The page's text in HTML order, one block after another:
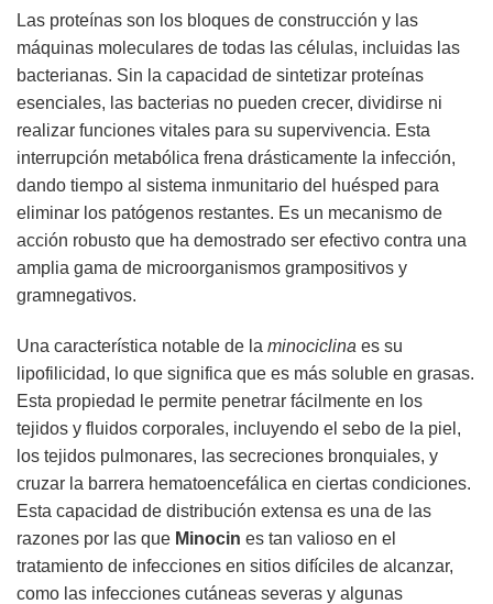
Las proteínas son los bloques de construcción y las
máquinas moleculares de todas las células, incluidas las
bacterianas. Sin la capacidad de sintetizar proteínas
esenciales, las bacterias no pueden crecer, dividirse ni
realizar funciones vitales para su supervivencia. Esta
interrupción metabólica frena drásticamente la infección,
dando tiempo al sistema inmunitario del huésped para
eliminar los patógenos restantes. Es un mecanismo de
acción robusto que ha demostrado ser efectivo contra una
amplia gama de microorganismos grampositivos y
gramnegativos.
Una característica notable de la minociclina es su
lipofilicidad, lo que significa que es más soluble en grasas.
Esta propiedad le permite penetrar fácilmente en los
tejidos y fluidos corporales, incluyendo el sebo de la piel,
los tejidos pulmonares, las secreciones bronquiales, y
cruzar la barrera hematoencefálica en ciertas condiciones.
Esta capacidad de distribución extensa es una de las
razones por las que Minocin es tan valioso en el
tratamiento de infecciones en sitios difíciles de alcanzar,
como las infecciones cutáneas severas y algunas